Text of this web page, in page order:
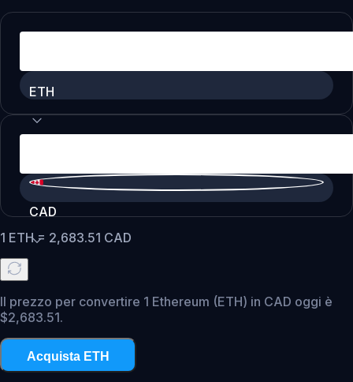
ETH
CAD
1 ETH= 2,683.51 CAD
Il prezzo per convertire 1 Ethereum (ETH) in CAD oggi è
$2,683.51.
Acquista ETH